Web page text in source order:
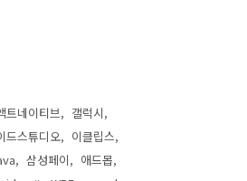
트네이티브
갤럭시
드스튜디오
이클립스
삼성페이
애드몹